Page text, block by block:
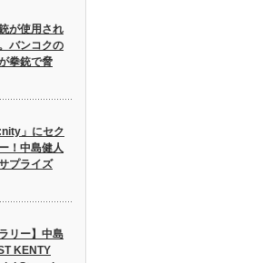
が使用され
バンコクの
拳銃で脅
」にセク
！中島健人
プライズ
リー】中島
KENTY